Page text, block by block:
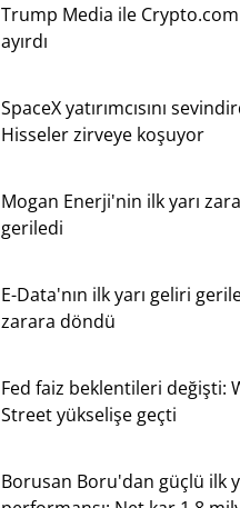
Trump Media ile Crypto.com
ayırdı
SpaceX yatırımcısını
Hisseler zirveye koşuyor
Mogan Enerji'nin ilk yarı
geriledi
E-Data'nın ilk yarı geliri
zarara döndü
Fed faiz beklentileri değişti:
Street yükselişe geçti
Borusan Boru'dan güçlü ilk